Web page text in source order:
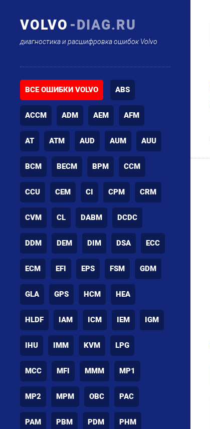
VOLVO -DIAG.RU
диагностика и расшифровка ошибок Volvo
ВСЕ ОШИБКИ VOLVO ABS
ACCM ADM AEM AFM
AT ATM AUD AUM AUU
BCM BECM BPM CCM
CCU CEM CI CPM CRM
CVM CL DABM DCDC
DDM DEM DIM DSA ECC
ECM EFI EPS FSM GDM
GLA GPS HCM HEA
HLDF IAM ICM IEM IGM
IHU IMM KVM LPG
MCC MFI MMM MP1
MP2 MPM OBC PAC
PAM PBM PDM PHM